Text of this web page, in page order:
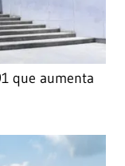
que aumenta